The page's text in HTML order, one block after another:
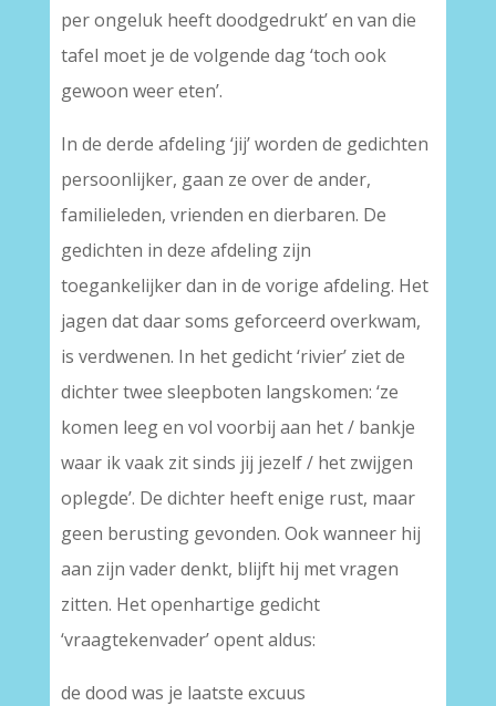
per ongeluk heeft doodgedrukt’ en van die
tafel moet je de volgende dag ‘toch ook
gewoon weer eten’.
In de derde afdeling ‘jij’ worden de gedichten
persoonlijker, gaan ze over de ander,
familieleden, vrienden en dierbaren. De
gedichten in deze afdeling zijn
toegankelijker dan in de vorige afdeling. Het
jagen dat daar soms geforceerd overkwam,
is verdwenen. In het gedicht ‘rivier’ ziet de
dichter twee sleepboten langskomen: ‘ze
komen leeg en vol voorbij aan het / bankje
waar ik vaak zit sinds jij jezelf / het zwijgen
oplegde’. De dichter heeft enige rust, maar
geen berusting gevonden. Ook wanneer hij
aan zijn vader denkt, blijft hij met vragen
zitten. Het openhartige gedicht
‘vraagtekenvader’ opent aldus:
de dood was je laatste excuus